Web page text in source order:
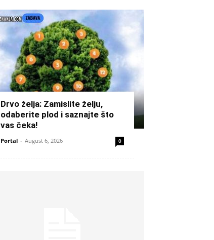
Drvo želja: Zamislite želju,
odaberite plod i saznajte što
vas čeka!
Portal - August 6, 2026 0